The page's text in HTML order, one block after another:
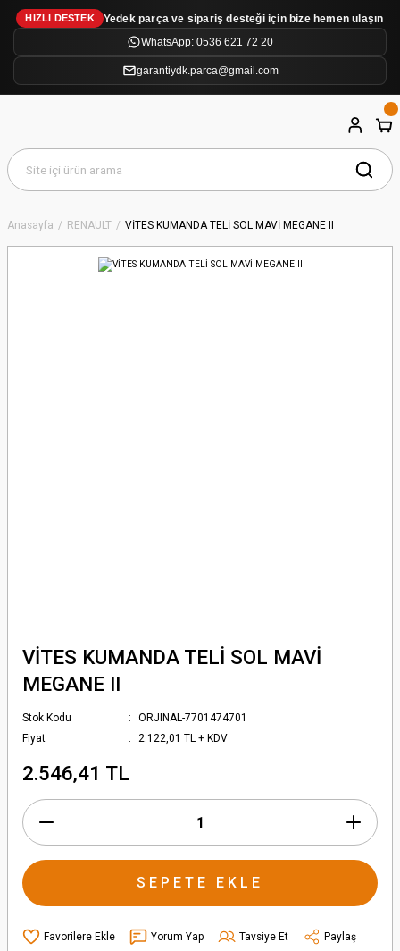
HIZLI DESTEK
Yedek parça ve sipariş desteği için bize hemen ulaşın
WhatsApp: 0536 621 72 20
garantiydk.parca@gmail.com
Anasayfa RENAULT VİTES KUMANDA TELİ SOL MAVİ MEGANE II
VİTES KUMANDA TELİ SOL MAVİ
MEGANE II
Stok Kodu
ORJINAL-7701474701
Fiyat
2.122,01 TL + KDV
2.546,41 TL
SEPETE EKLE
Yorum Yap Tavsiye Et
Paylaş